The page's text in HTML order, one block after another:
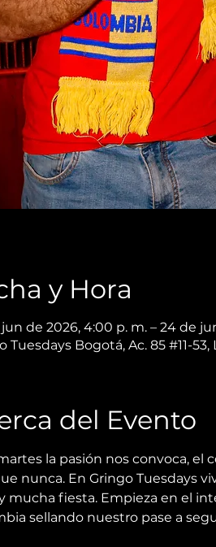
y Hora
de 2026, 4:00 p. m. – 24 de
Tuesdays Bogotá, Ac. 85 #11-
del Evento
la pasión nos convoca, el
nunca. En Gringo Tuesdays
mucha fiesta. Empieza en el
sellando nuestro pase a